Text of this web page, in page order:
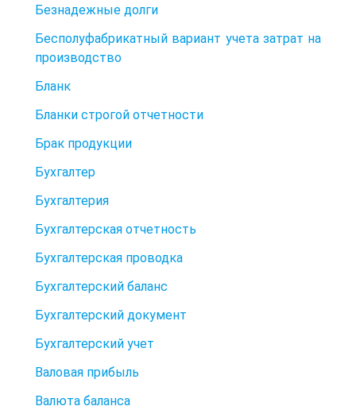
Безнадежные долги
Бесполуфабрикатный вариант учета затрат на
производство
Бланк
Бланки строгой отчетности
Брак продукции
Бухгалтер
Бухгалтерия
Бухгалтерская отчетность
Бухгалтерская проводка
Бухгалтерский баланс
Бухгалтерский документ
Бухгалтерский учет
Валовая прибыль
Валюта баланса